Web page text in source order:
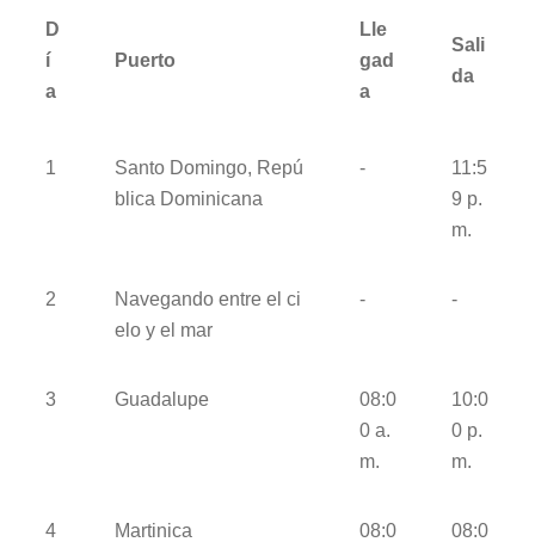
D
í
a
Puerto
Lle
gad
a
Sali
da
1
Santo Domingo, Repú
blica Dominicana
-
11:5
9 p.
m.
2
Navegando entre el ci
elo y el mar
- -
3 Guadalupe
08:0
0 a.
m.
10:0
0 p.
m.
4 Martinica
08:0
08:0